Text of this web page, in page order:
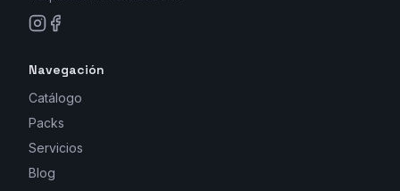
Navegación
Catálogo
Packs
Servicios
Blog